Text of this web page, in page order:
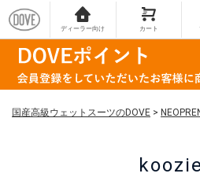
ディーラー向け カート
国産高級ウェットスーツのDOVE >